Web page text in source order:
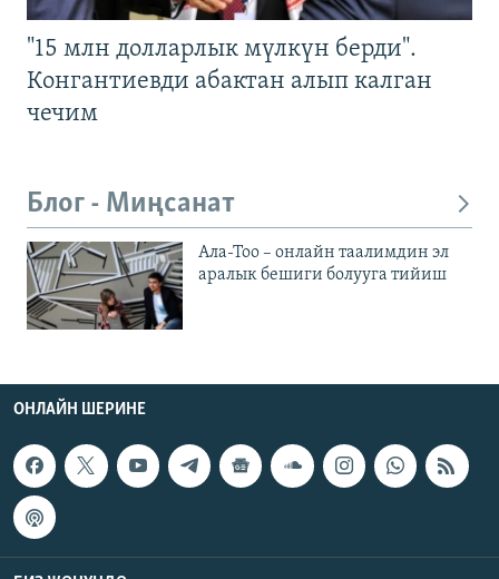
"15 млн долларлык мүлкүн берди".
Конгантиевди абактан алып калган
чечим
Блог - Миңсанат
Ала-Тоо – онлайн таалимдин эл
аралык бешиги болууга тийиш
ОНЛАЙН ШЕРИНЕ